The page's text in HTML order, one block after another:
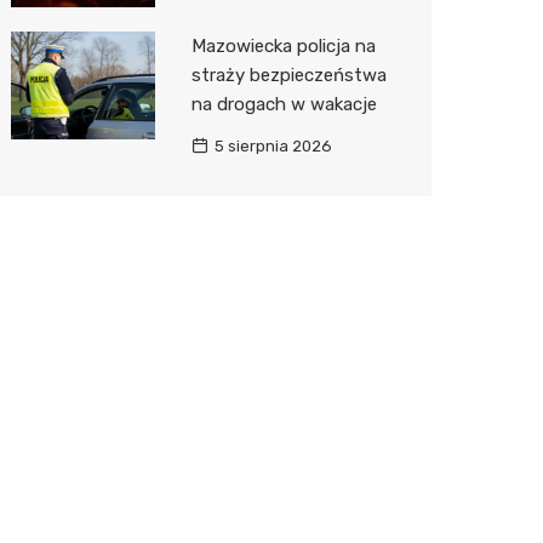
Mazowiecka policja na
straży bezpieczeństwa
na drogach w wakacje
5 sierpnia 2026